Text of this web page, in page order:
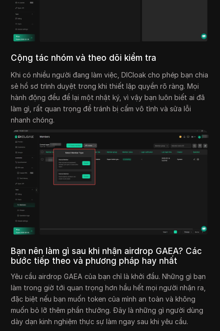
Cộng tác nhóm và theo dõi kiểm tra
Khi có nhiều người đang làm việc, DICloak cho phép bạn chia
sẻ hồ sơ trình duyệt trong khi thiết lập quyền rõ ràng. Mọi
hành động đều để lại một nhật ký, vì vậy bạn luôn biết ai đã
làm gì, rất quan trọng để tránh bị cấm vô tình và sửa lỗi
nhanh chóng.
Bạn nên làm gì sau khi nhận airdrop GAEA? Các
bước tiếp theo và phương pháp hay nhất
Yêu cầu airdrop GAEA của bạn chỉ là khởi đầu. Những gì bạn
làm trong giờ tới quan trọng hơn hầu hết mọi người nhận ra,
đặc biệt nếu bạn muốn token của mình an toàn và không
muốn bỏ lỡ thêm phần thưởng. Đây là những gì người dùng
dày dạn kinh nghiệm thực sự làm ngay sau khi yêu cầu.